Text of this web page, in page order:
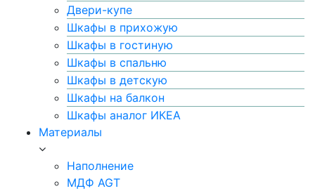
Двери-купе
Шкафы в прихожую
Шкафы в гостиную
Шкафы в спальню
Шкафы в детскую
Шкафы на балкон
Шкафы аналог ИКЕА
Материалы
Наполнение
МДФ AGT